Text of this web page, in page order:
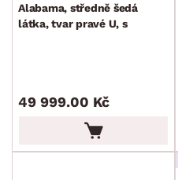
Alabama, středně šedá
látka, tvar pravé U, s
49 999.00 Kč